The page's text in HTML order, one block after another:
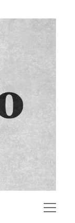
open
menu